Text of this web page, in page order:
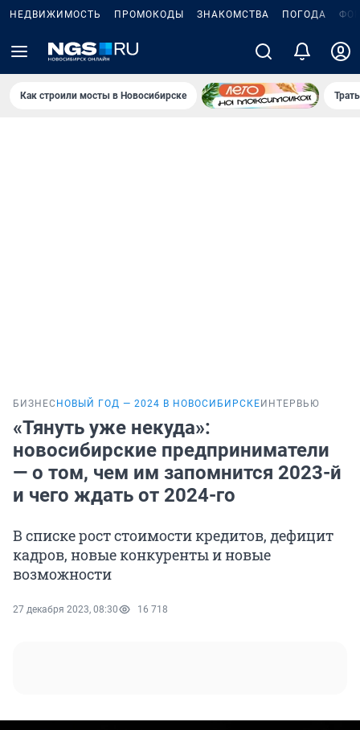
НЕДВИЖИМОСТЬ ПРОМОКОДЫ ЗНАКОМСТВА ПОГОДА
Как строили мосты в Новосибирске
БИЗНЕС НОВЫЙ ГОД — 2024 В НОВОСИБИРСКЕ ИНТЕРВЬЮ
«Тянуть уже некуда»:
новосибирские предприниматели
— о том, чем им запомнится 2023-й
и чего ждать от 2024-го
В списке рост стоимости кредитов, дефицит
кадров, новые конкуренты и новые
возможности
27 декабря 2023, 08:30 16 718